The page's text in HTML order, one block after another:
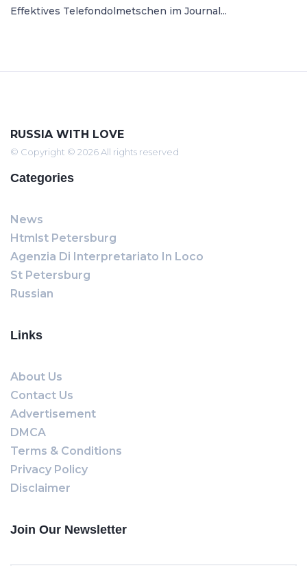
Effektives Telefondolmetschen im Journal...
RUSSIA WITH LOVE
© Copyright © 2026 All rights reserved
Categories
News
Htmlst Petersburg
Agenzia Di Interpretariato In Loco
St Petersburg
Russian
Links
About Us
Contact Us
Advertisement
DMCA
Terms & Conditions
Privacy Policy
Disclaimer
Join Our Newsletter